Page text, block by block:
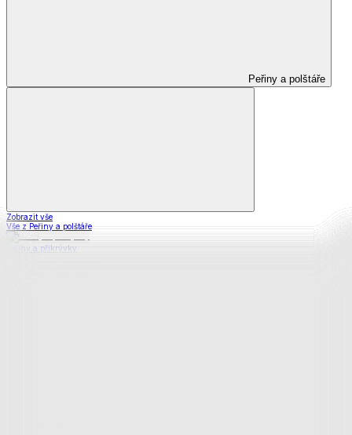
Peřiny a polštáře
Zobrazit vše
Vše z Peřiny a polštáře
Peřiny a přikrývky